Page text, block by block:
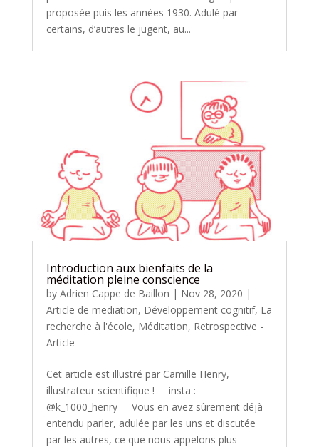
proposée puis les années 1930. Adulé par
certains, d’autres le jugent, au...
Introduction aux bienfaits de la
méditation pleine conscience
by Adrien Cappe de Baillon | Nov 28, 2020 |
Article de mediation, Développement cognitif, La
recherche à l'école, Méditation, Retrospective -
Article
Cet article est illustré par Camille Henry,
illustrateur scientifique ! insta :
@k_1000_henry Vous en avez sûrement déjà
entendu parler, adulée par les uns et discutée
par les autres, ce que nous appelons plus